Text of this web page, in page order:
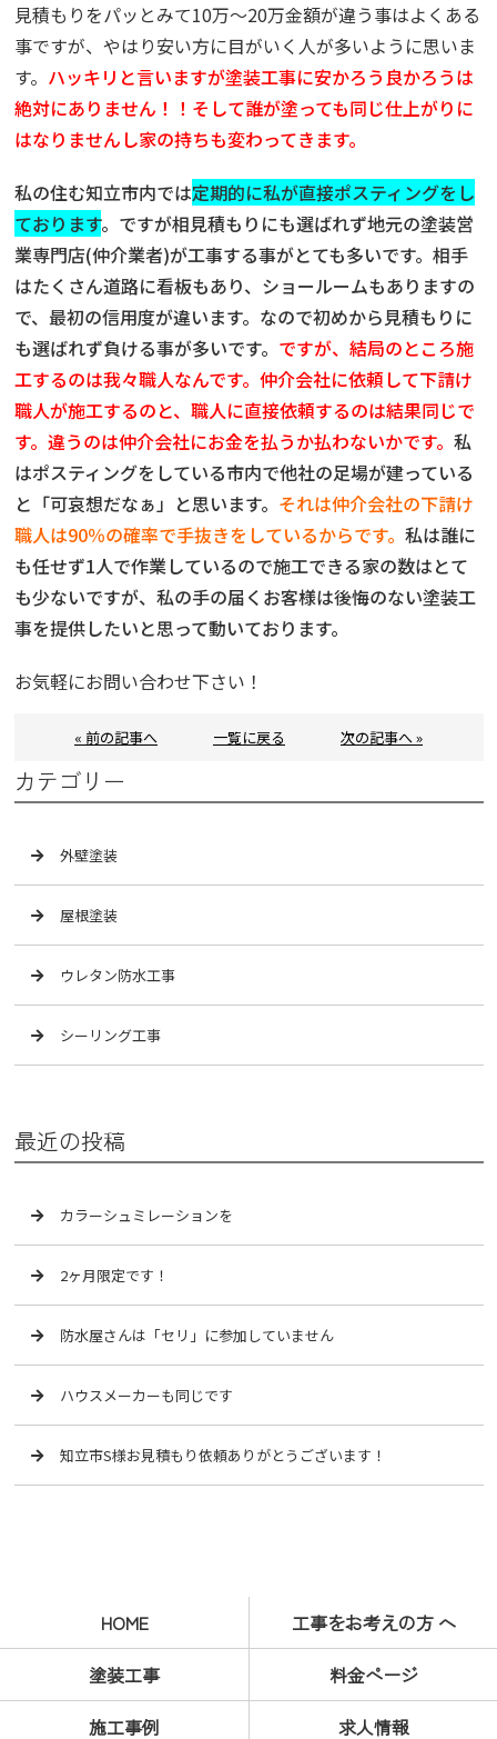
見積もりをパッとみて10万〜20万金額が違う事はよくある
事ですが、やはり安い方に目がいく人が多いように思いま
す。 ハッキリと言いますが塗装工事に安かろう良かろうは
絶対にありません！！ そして誰が塗っても同じ仕上がりに
はなりませんし家の持ちも変わってきます。
私の住む知立市内では定期的に私が直接ポスティングをし
ております。ですが相見積もりにも選ばれず地元の塗装営
業専門店(仲介業者)が工事する事がとても多いです。相手
はたくさん道路に看板もあり、ショールームもありますの
で、最初の信用度が違います。なので初めから見積もりに
も選ばれず負ける事が多いです。 ですが、結局のところ施
工するのは我々職人なんです。仲介会社に依頼して下請け
職人が施工するのと、職人に直接依頼するのは結果同じで
す。違うのは仲介会社にお金を払うか払わないかです。 私
はポスティングをしている市内で他社の足場が建っている
と「可哀想だなぁ」と思います。 それは仲介会社の下請け
職人は90％の確率で手抜きをしているからです。 私は誰に
も任せず1人で作業しているので施工できる家の数はとて
も少ないですが、私の手の届くお客様は後悔のない塗装工
事を提供したいと思って動いております。
お気軽にお問い合わせ下さい！
« 前の記事へ 一覧に戻る 次の記事へ »
カテゴリー
外壁塗装
屋根塗装
ウレタン防水工事
シーリング工事
最近の投稿
カラーシュミレーションを
2ヶ月限定です！
防水屋さんは「セリ」に参加していません
ハウスメーカーも同じです
知立市S様お見積もり依頼ありがとうございます！
HOME
工事をお考えの方 へ
塗装工事
料金ページ
施工事例
求人情報